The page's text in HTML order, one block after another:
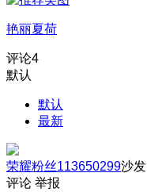
艳丽夏荷
评论4
默认
默认
最新
荣耀粉丝113650299沙发
评论 举报